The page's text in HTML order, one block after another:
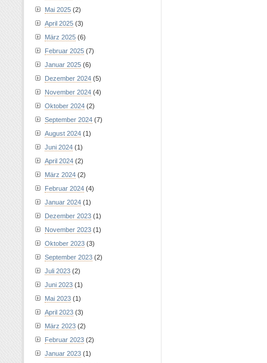
Mai 2025 (2)
April 2025 (3)
März 2025 (6)
Februar 2025 (7)
Januar 2025 (6)
Dezember 2024 (5)
November 2024 (4)
Oktober 2024 (2)
September 2024 (7)
August 2024 (1)
Juni 2024 (1)
April 2024 (2)
März 2024 (2)
Februar 2024 (4)
Januar 2024 (1)
Dezember 2023 (1)
November 2023 (1)
Oktober 2023 (3)
September 2023 (2)
Juli 2023 (2)
Juni 2023 (1)
Mai 2023 (1)
April 2023 (3)
März 2023 (2)
Februar 2023 (2)
Januar 2023 (1)